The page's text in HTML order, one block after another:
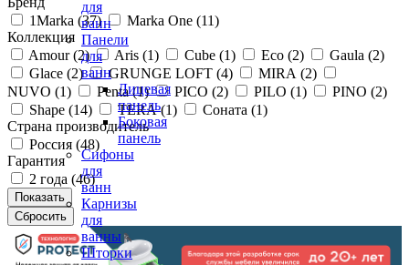
для
ванн
Панели
для
ванн
Лицевая
панель
Боковая
панель
Сифоны
для
ванн
Карнизы
для
ванны
Шторки
1Marka (37) Marka One (11)
Коллекция
Amour (2) Aris (1) Cube (1) Eco (2) Gaula (2)
Glace (2) GRUNGE LOFT (4) MIRA (2)
NUVO (1) Penta (1) PICO (2) PILO (1) PINO (2)
Shape (14) TERA (1) Соната (1)
Страна производитель
Россия (48)
Гарантия
2 года (46)